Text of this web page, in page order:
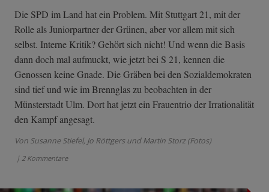
Die SPD im Land hat ein Problem. Mit Stuttgart 21, mit der
Rolle als Juniorpartner der Grünen, aber vor allem mit sich
selbst. Interne Kritik? Gehört sich nicht! Und wenn die Basis
dann doch mal aufmuckt, wie jetzt bei S 21, kennen die
Genossen keine Gnade. Die Gräben bei den Sozialdemokraten
sind tief und wie im Brennglas zu beobachten in der
Münsterstadt Ulm. Dort hat jetzt ein Frauentrio der Irrationalität
den Kampf angesagt.
Von Susanne Stiefel, Jo Röttgers und Martin Storz (Fotos)
| 2 Kommentare